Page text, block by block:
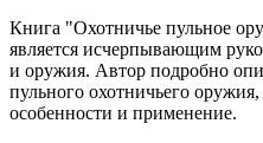
Книга "Охотничье пульное
является исчерпывающим
и оружия. Автор подробно
пульного охотничьего оружия,
особенности и применение.